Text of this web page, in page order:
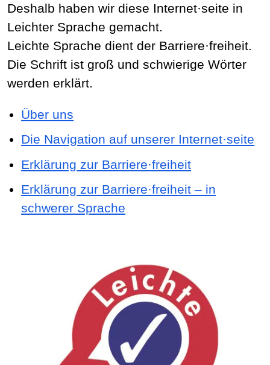
Deshalb haben wir diese Internet·seite in
Leichter Sprache gemacht.
Leichte Sprache dient der Barriere·freiheit.
Die Schrift ist groß und schwierige Wörter
werden erklärt.
Über uns
Die Navigation auf unserer Internet·seite
Erklärung zur Barriere·freiheit
Erklärung zur Barriere·freiheit – in
schwerer Sprache